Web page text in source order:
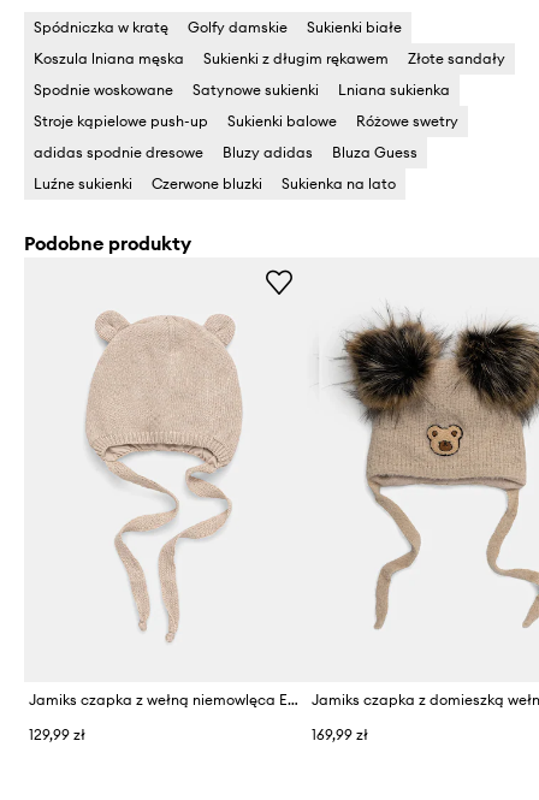
Spódniczka w kratę Golfy damskie
Sukienki białe
Koszula lniana męska
Sukienki z długim rękawem
Złote sandały
Spodnie woskowane
Satynowe sukienki
Lniana sukienka
Stroje kąpielowe push-up
Sukienki balowe
Różowe swetry
adidas spodnie dresowe
Bluzy adidas
Bluza Guess
Luźne sukienki
Czerwone bluzki Sukienka na lato
Podobne produkty
Jamiks czapka z wełną niemowlęca EFRAN
129,99 zł
169,99 zł